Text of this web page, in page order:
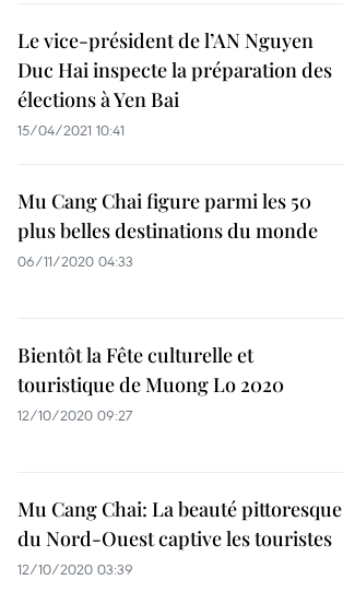
Le vice-président de l’AN Nguyen
Duc Hai inspecte la préparation des
élections à Yen Bai
15/04/2021 10:41
Mu Cang Chai figure parmi les 50
plus belles destinations du monde
06/11/2020 04:33
Bientôt la Fête culturelle et
touristique de Muong Lo 2020
12/10/2020 09:27
Mu Cang Chai: La beauté pittoresque
du Nord-Ouest captive les touristes
12/10/2020 03:39